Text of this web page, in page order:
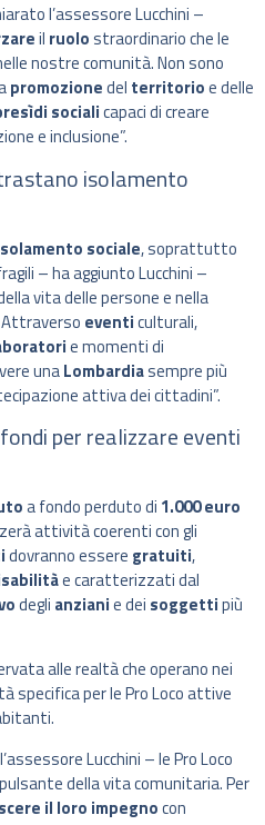
l’assessore Lucchini –
il ruolostraordinario che le
nostre comunità. Non sono
promozionedel territorioe delle
socialicapaci di creare
e inclusione”.
isolamento
sociale, soprattutto
– ha aggiunto Lucchini –
vita delle persone e nella
eventiculturali,
e momenti di
unaLombardiasempre più
attiva dei cittadini”.
per realizzare eventi
a fondo perduto di 1.000 euro
attività coerenti con gli
dovranno essere gratuiti,
e caratterizzati dal
degli anzianie dei soggettipiù
alle realtà che operano nei
specifica per le Pro Loco attive
Lucchini – le Pro Loco
della vita comunitaria. Per
il loro impegnocon